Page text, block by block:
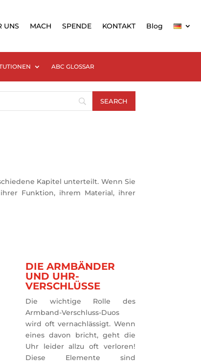
UNS MACH SPENDE KONTAKT Blog
ABC GLOSSAR
Kapitel unterteilt. Wenn Sie
Funktion, ihrem Material, ihrer
DIE ARMBÄNDER
UND UHR-
VERSCHLÜSSE
Die wichtige Rolle des
Armband-Verschluss-Duos
wird oft vernachlässigt. Wenn
eines davon bricht, geht die
Uhr leider allzu oft verloren!
Diese Elemente sind